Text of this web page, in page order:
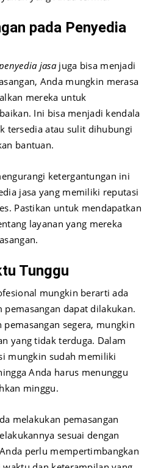
pada Penyedia
jasajuga bisa menjadi
Anda mungkin merasa
mereka untuk
Ini bisa menjadi kendala
tersedia atau sulit dihubungi
bantuan.
ketergantungan ini
jasa yang memiliki reputasi
Pastikan untuk mendapatkan
layanan yang mereka
Tunggu
mungkin berarti ada
dapat dilakukan.
pemasangan segera, mungkin
yang tidak terduga. Dalam
mungkin sudah memiliki
Anda harus menunggu
minggu.
melakukan pemasangan
sesuai dengan
perlu mempertimbangkan